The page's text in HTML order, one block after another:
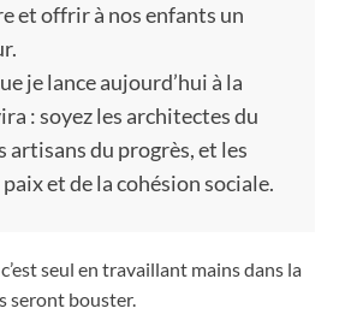
et offrir à nos enfants un
je lance aujourd’hui à la
: soyez les architectes du
artisans du progrès, et les
et de la cohésion sociale.
seul en travaillant mains dans la
seront bouster.